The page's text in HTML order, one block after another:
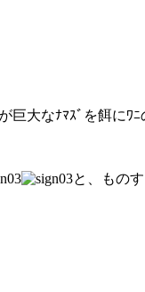
巨大なﾅﾏｽﾞを餌にﾜ
と、もの